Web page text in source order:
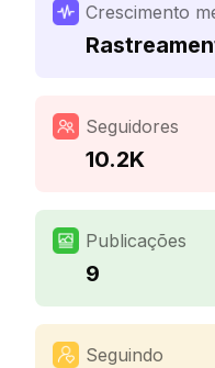
Crescimento
Seguidores
10.2K
Publicações
9
Seguindo